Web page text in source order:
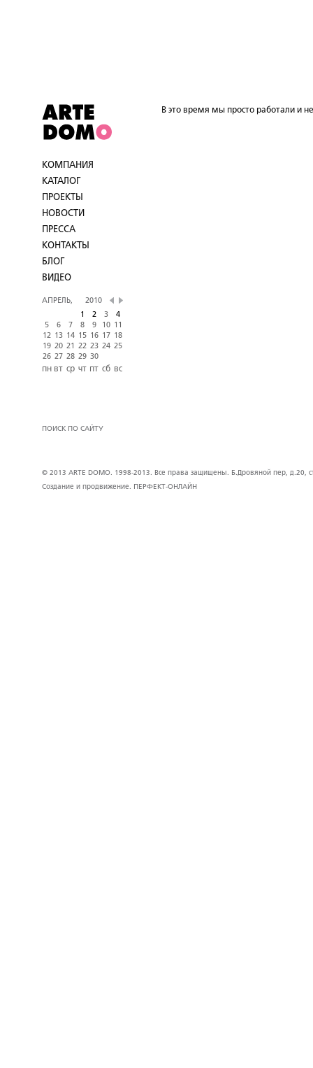
КОМПАНИЯ
КАТАЛОГ
ПРОЕКТЫ
НОВОСТИ
ПРЕССА
КОНТАКТЫ
БЛОГ
ВИДЕО
АПРЕЛЬ,
2010
1
2 3
4
5
6 7 8 9 10
11
12 13 14 15 16 17
18
19 20 21 22 23 24 25
26 27 28 29 30
пн вт ср чт пт сб вс
ПОИСК ПО САЙТУ
В это время мы просто работали и
© 2013 ARTE DOMO. 1998-2013. Все права защищены. Б.Дровяной пер, д.20,
Создание и продвижение.
ПЕРФЕКТ-ОНЛАЙН